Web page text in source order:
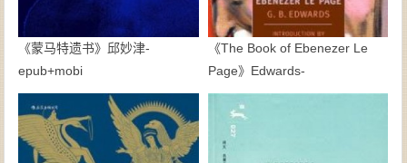
《蒙马特遗书》邱妙津-
epub+mobi
《The Book of Ebenezer Le
Page》Edwards-
epub+mobi+azw3